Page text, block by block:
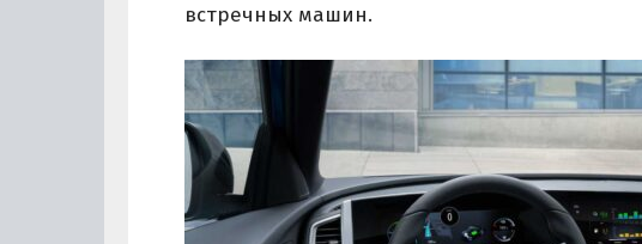
встречных машин.